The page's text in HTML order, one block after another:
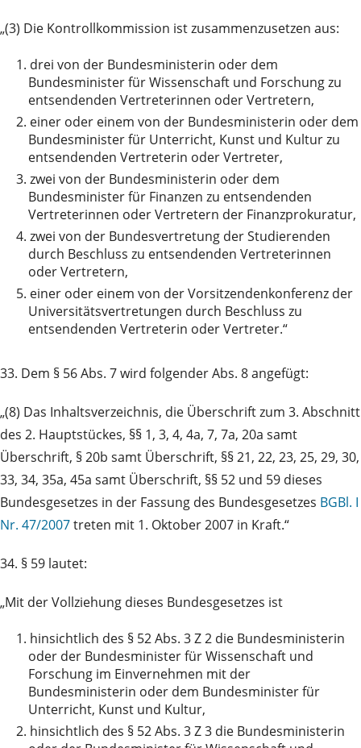
„(3) Die Kontrollkommission ist zusammenzusetzen aus:
1. drei von der Bundesministerin oder dem
Bundesminister für Wissenschaft und Forschung zu
entsendenden Vertreterinnen oder Vertretern,
2. einer oder einem von der Bundesministerin oder dem
Bundesminister für Unterricht, Kunst und Kultur zu
entsendenden Vertreterin oder Vertreter,
3. zwei von der Bundesministerin oder dem
Bundesminister für Finanzen zu entsendenden
Vertreterinnen oder Vertretern der Finanzprokuratur,
4. zwei von der Bundesvertretung der Studierenden
durch Beschluss zu entsendenden Vertreterinnen
oder Vertretern,
5. einer oder einem von der Vorsitzendenkonferenz der
Universitätsvertretungen durch Beschluss zu
entsendenden Vertreterin oder Vertreter.“
33. Dem § 56 Abs. 7 wird folgender Abs. 8 angefügt:
„(8) Das Inhaltsverzeichnis, die Überschrift zum 3. Abschnitt
des 2. Hauptstückes, §§ 1, 3, 4, 4a, 7, 7a, 20a samt
Überschrift, § 20b samt Überschrift, §§ 21, 22, 23, 25, 29, 30,
33, 34, 35a, 45a samt Überschrift, §§ 52 und 59 dieses
Bundesgesetzes in der Fassung des Bundesgesetzes BGBl. I
Nr. 47/2007treten mit 1. Oktober 2007 in Kraft.“
34. § 59 lautet:
„Mit der Vollziehung dieses Bundesgesetzes ist
1. hinsichtlich des § 52 Abs. 3 Z 2 die Bundesministerin
oder der Bundesminister für Wissenschaft und
Forschung im Einvernehmen mit der
Bundesministerin oder dem Bundesminister für
Unterricht, Kunst und Kultur,
2. hinsichtlich des § 52 Abs. 3 Z 3 die Bundesministerin